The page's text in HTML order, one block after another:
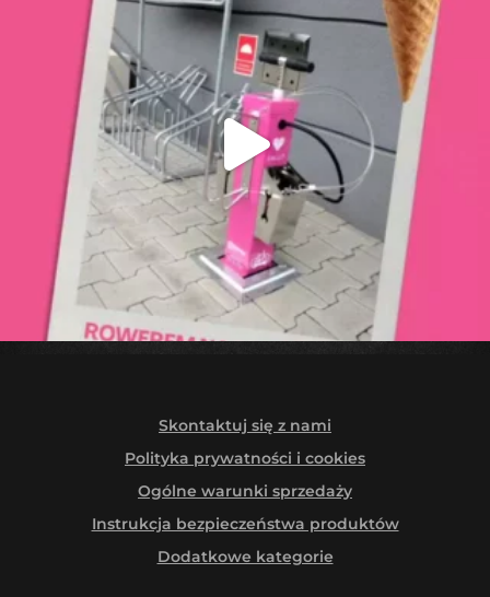
Skontaktuj się z nami
Polityka prywatności i cookies
Ogólne warunki sprzedaży
Instrukcja bezpieczeństwa produktów
Dodatkowe kategorie